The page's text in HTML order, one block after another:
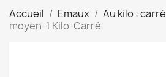
Accueil Emaux Au kilo : carré
moyen-1 Kilo-Carré